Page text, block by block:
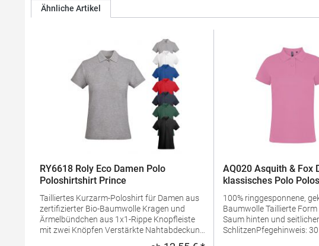
Ähnliche Artikel
RY6618 Roly Eco Damen Polo
Poloshirtshirt Prince
Tailliertes Kurzarm-Poloshirt für Damen aus
zertifizierter Bio-Baumwolle Kragen und
Ärmelbündchen aus 1x1-Rippe Knopfleiste
mit zwei Knöpfen Verstärkte Nahtabdeckung
AQ020 Asquith & Fox
klassisches Polo
100% ringgesponnene,
Baumwolle Taillierte Form Mit längerem
Saum hinten und
SchlitzenPfegehinweis: 30